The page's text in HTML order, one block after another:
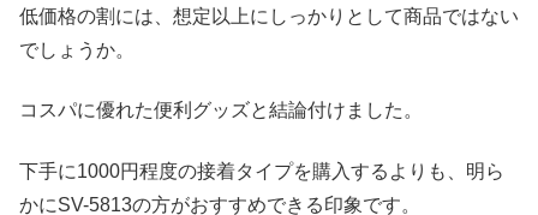
低価格の割には、想定以上にしっかりとして商品ではない
でしょうか。
コスパに優れた便利グッズと結論付けました。
下手に1000円程度の接着タイプを購入するよりも、明ら
かにSV-5813の方がおすすめできる印象です。